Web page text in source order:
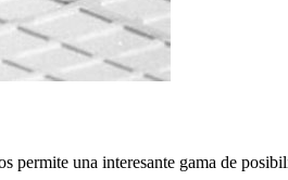
permite una interesante gama de